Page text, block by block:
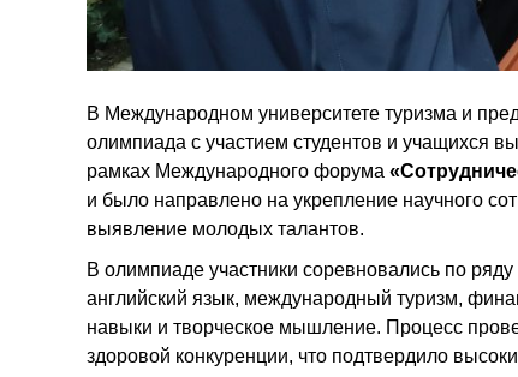
В Международном университете туризма и
олимпиада с участием студентов и учащихся
рамках Международного форума
и было направлено на укрепление научного
выявление молодых талантов.
В олимпиаде участники соревновались по
английский язык, международный туризм,
навыки и творческое мышление. Процесс
здоровой конкуренции, что подтвердило